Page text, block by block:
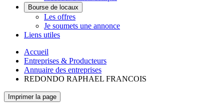
Bourse de locaux
Les offres
Je soumets une annonce
Liens utiles
Accueil
Entreprises & Producteurs
Annuaire des entreprises
REDONDO RAPHAEL FRANCOIS
Imprimer la page